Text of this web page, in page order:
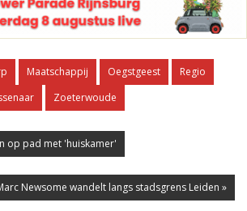
Maatschappij Oegstgeest
Regio
Zoeterwoude
op pad met 'huiskamer'
Newsome wandelt langs stadsgrens Leiden »